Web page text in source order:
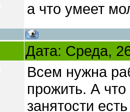
а что умеет
Дата: Среда,
Всем нужна
прожить. А
занятости